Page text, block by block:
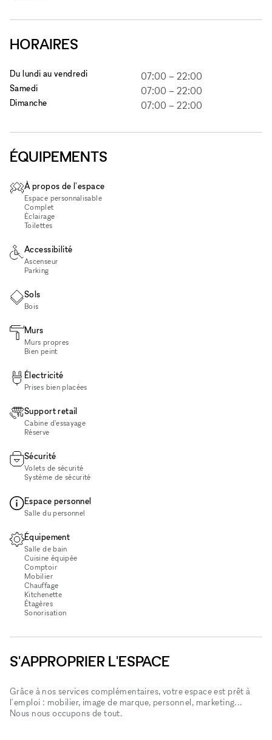
HORAIRES
Du lundi au vendredi 07:00 – 22:00
Samedi 07:00 – 22:00
Dimanche 07:00 – 22:00
ÉQUIPEMENTS
À propos de l'espace
Espace personnalisable
Complet
Éclairage
Toilettes
Accessibilité
Ascenseur
Parking
Sols
Bois
Murs
Murs propres
Bien peint
Électricité
Prises bien placées
Support retail
Cabine d'essayage
Réserve
Sécurité
Volets de sécurité
Système de sécurité
Espace personnel
Salle du personnel
Équipement
Salle de bain
Cuisine équipée
Comptoir
Mobilier
Chauffage
Kitchenette
Étagères
Sonorisation
S'APPROPRIER L'ESPACE
Grâce à nos services complémentaires, votre espace est prêt à
l'emploi : mobilier, image de marque, personnel, marketing...
Nous nous occupons de tout.